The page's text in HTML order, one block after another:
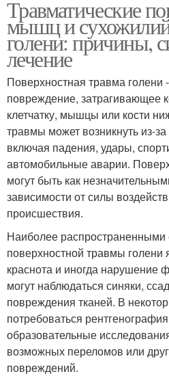
Травматические
мышц и
голени: причины,
лечение
Поверхностная травма голени
повреждение, затрагивающее
клетчатку, мышцы или кости
травмы может возникнуть из-
включая падения, удары,
автомобильные аварии.
могут быть как
зависимости от силы
происшествия.
Наиболее
поверхностной травмы голени
краснота и иногда нарушение
могут наблюдаться синяки,
повреждения тканей. В
потребоваться
образовательные
возможных переломов или
повреждений.